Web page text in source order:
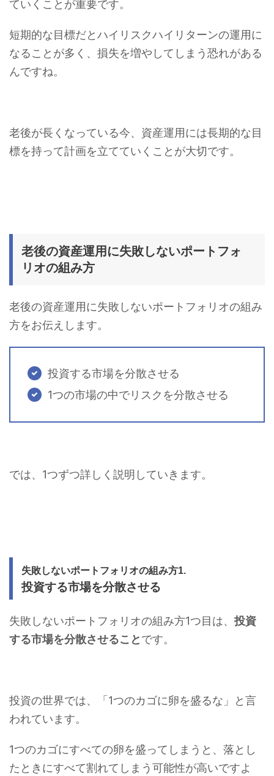
ていくことが重要です。
短期的な目標だとハイリスクハイリターンの運用に
なることが多く、損失を増やしてしまう恐れがある
んですね。
老後が長くなっている今、資産運用には長期的な目
標を持って計画を立てていくことが大切です。
老後の資産運用に失敗しないポートフォ
リオの組み方
老後の資産運用に失敗しないポートフォリオの組み
方をお伝えします。
投資する市場を分散させる
1つの市場の中でリスクを分散させる
では、1つずつ詳しく説明していきます。
失敗しないポートフォリオの組み方1.
投資する市場を分散させる
失敗しないポートフォリオの組み方1つ目は、 投資
する市場を分散させることです。
投資の世界では、「1つのカゴに卵を盛るな」と言
われています。
1つのカゴにすべての卵を盛ってしまうと、落とし
たときにすべて割れてしまう可能性が高いですよ